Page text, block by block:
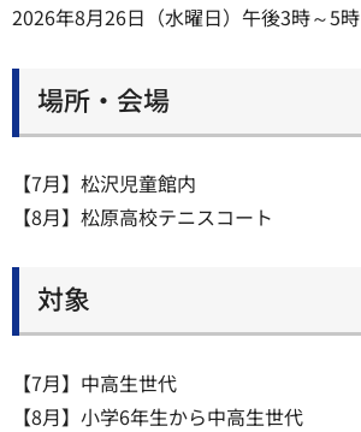
2026年8月26日（水曜日）午後3時～5時
場所・会場
【7月】松沢児童館内
【8月】松原高校テニスコート
対象
【7月】中高生世代
【8月】小学6年生から中高生世代